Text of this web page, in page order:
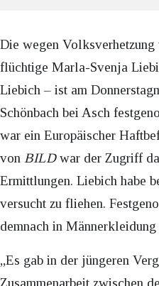
Die wegen
flüchtige Marla-Svenja
Liebich – ist am
Schönbach bei Asch
war ein Europäischer
von BILDwar der Zugriff
Ermittlungen. Liebich habe
versucht zu fliehen.
demnach in
„Es gab in der jüngeren
Zusammenarbeit zwischen